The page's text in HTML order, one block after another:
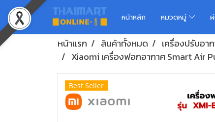
หน้าหลัก หมวดหมู่
หน้าแรก สินค้าทั้งหมด เครื่องปรับอา
Xiaomi เครื่องฟอกอากาศ Smart Air
Best Seller